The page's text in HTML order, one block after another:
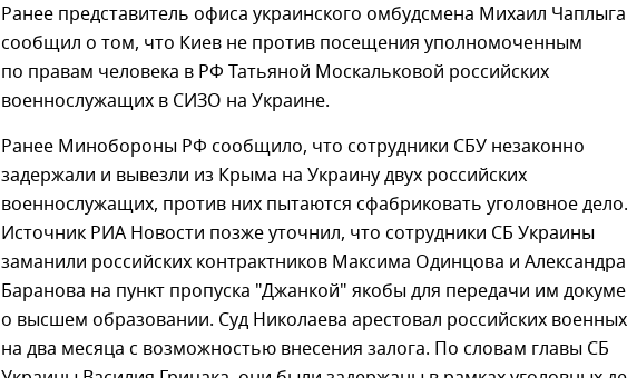
Ранее представитель офиса украинского омбудсмена Михаил Чаплыга
сообщил о том, что Киев не против посещения уполномоченным
по правам человека в РФ Татьяной Москальковой российских
военнослужащих в СИЗО на Украине.
Ранее Минобороны РФ сообщило, что сотрудники СБУ незаконно
задержали и вывезли из Крыма на Украину двух российских
военнослужащих, против них пытаются сфабриковать уголовное дело.
Источник РИА Новости позже уточнил, что сотрудники СБ Украины
заманили российских контрактников Максима Одинцова и Александра
Баранова на пункт пропуска "Джанкой" якобы для передачи им
о высшем образовании. Суд Николаева арестовал российских военных
на два месяца с возможностью внесения залога. По словам главы СБ